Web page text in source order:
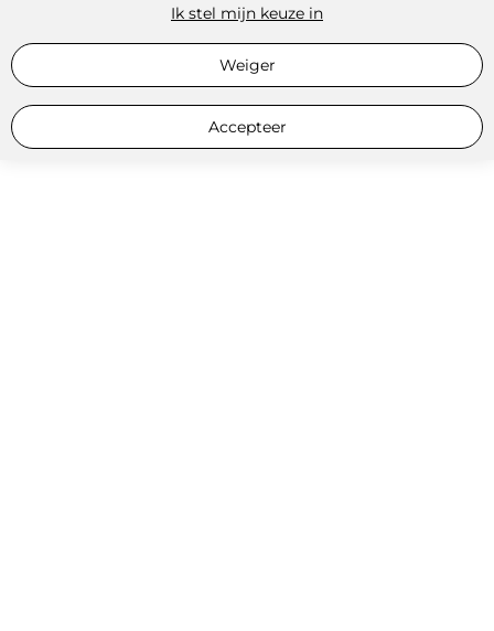
Ik stel mijn keuze in
Weiger
Accepteer